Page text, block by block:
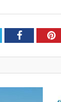
Facebook